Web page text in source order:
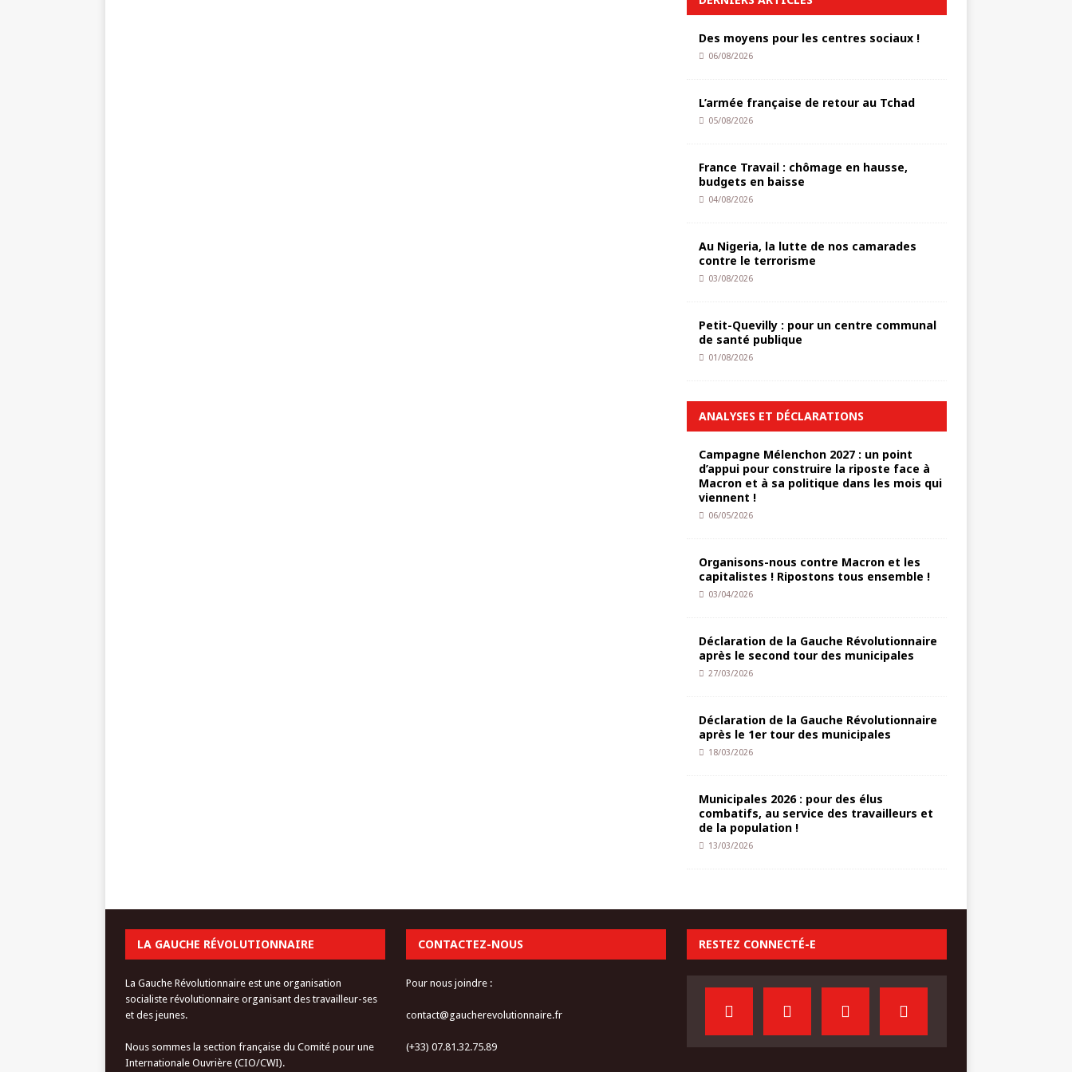
Des moyens pour les centres sociaux !
06/08/2026
L’armée française de retour au Tchad
05/08/2026
France Travail : chômage en hausse,
budgets en baisse
04/08/2026
Au Nigeria, la lutte de nos camarades
contre le terrorisme
03/08/2026
Petit-Quevilly : pour un centre communal
de santé publique
01/08/2026
ANALYSES ET DÉCLARATIONS
Campagne Mélenchon 2027 : un point
d’appui pour construire la riposte face à
Macron et à sa politique dans les mois qui
viennent !
06/05/2026
Organisons-nous contre Macron et les
capitalistes ! Ripostons tous ensemble !
03/04/2026
Déclaration de la Gauche Révolutionnaire
après le second tour des municipales
27/03/2026
Déclaration de la Gauche Révolutionnaire
après le 1er tour des municipales
18/03/2026
Municipales 2026 : pour des élus
combatifs, au service des travailleurs et
de la population !
13/03/2026
LA GAUCHE RÉVOLUTIONNAIRE
La Gauche Révolutionnaire est une organisation
socialiste révolutionnaire organisant des travailleur-ses
et des jeunes.
Nous sommes la section française du Comité pour une
Internationale Ouvrière (CIO/CWI).
CONTACTEZ-NOUS
Pour nous joindre :
contact@gaucherevolutionnaire.fr
(+33) 07.81.32.75.89
RESTEZ CONNECTÉ-E